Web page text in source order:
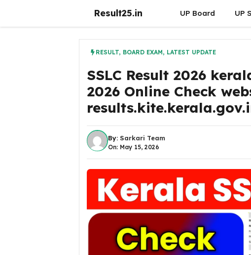
Result25.in UP Board UP
RESULT, BOARD EXAM, LATEST UPDATE
SSLC Result 2026
2026 Online Check
By: Sarkari Team
On: May 15, 2026